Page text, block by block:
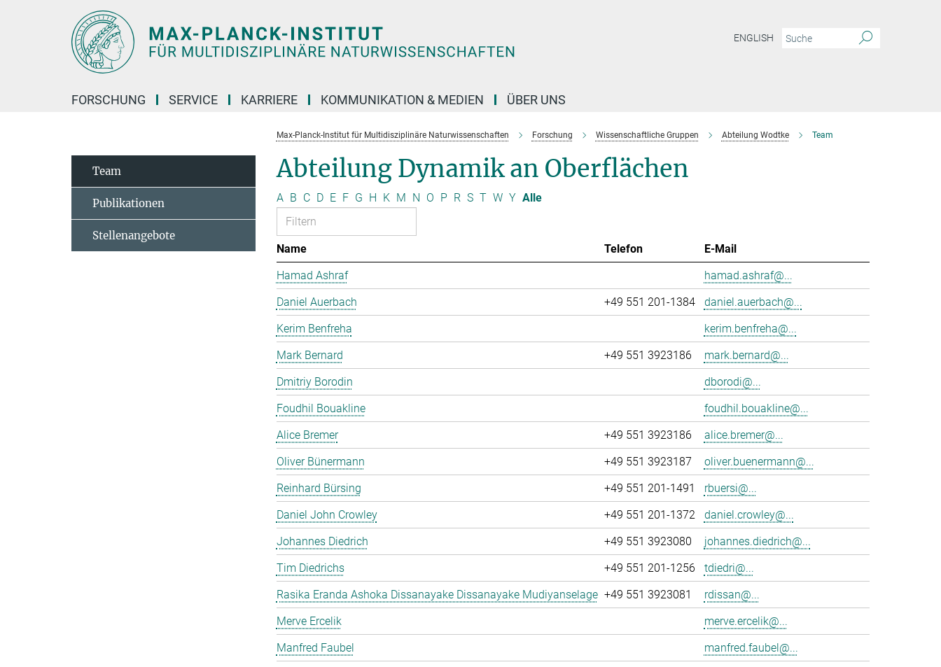
ENGLISH
FORSCHUNG SERVICE KARRIERE KOMMUNIKATION & MEDIEN ÜBER UNS
Max-Planck-Institut für Multidisziplinäre Naturwissenschaften Forschung Wissenschaftliche Gruppen Abteilung Wodtke Team
Abteilung Dynamik an Oberflächen
A B C D E F G H K M N O P R S T W Y Alle
Name Telefon
E-Mail
Hamad Ashraf
hamad.ashraf@...
Daniel Auerbach
+49 551 201-1384
daniel.auerbach@...
Kerim Benfreha
kerim.benfreha@...
Mark Bernard
+49 551 3923186
mark.bernard@...
Dmitriy Borodin
dborodi@...
Foudhil Bouakline
foudhil.bouakline@...
Alice Bremer
+49 551 3923186
alice.bremer@...
Oliver Bünermann
+49 551 3923187
oliver.buenermann@...
Reinhard Bürsing
+49 551 201-1491
rbuersi@...
Daniel John Crowley
+49 551 201-1372
daniel.crowley@...
Johannes Diedrich
+49 551 3923080
johannes.diedrich@...
Tim Diedrichs
+49 551 201-1256
tdiedri@...
Rasika Eranda Ashoka Dissanayake Dissanayake Mudiyanselage +49 551 3923081
rdissan@...
Merve Ercelik
merve.ercelik@...
Manfred Faubel
manfred.faubel@...
Team
Publikationen
Stellenangebote